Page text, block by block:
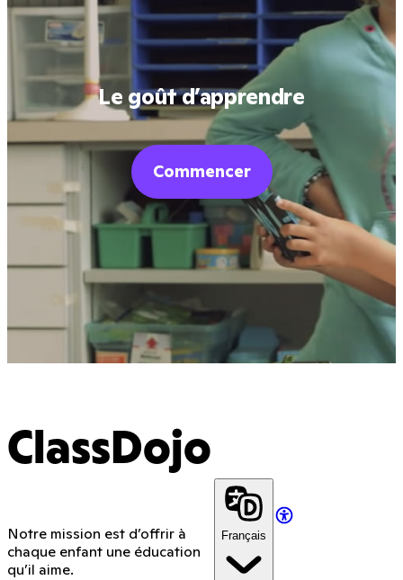
Le goût d’apprendre
Commencer
ClassDojo
Notre mission est d’offrir à
chaque enfant une éducation
qu’il aime.
Français